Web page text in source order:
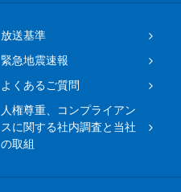
放送基準
緊急地震速報
よくあるご質問
人権尊重、コンプライアン
スに関する社内調査と当社
の取組